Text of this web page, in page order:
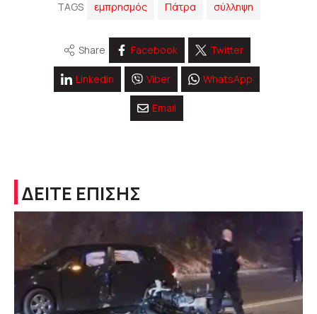
TAGS εμπρησμός Πάτρα σύλληψη
Share Facebook Twitter
Linkedin Viber WhatsApp
Email
ΔΕΙΤΕ ΕΠΙΣΗΣ